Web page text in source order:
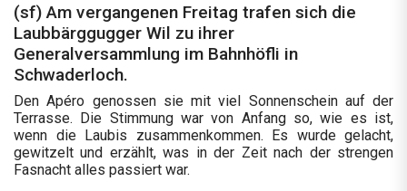
(sf) Am vergangenen Freitag trafen sich die
Laubbärggugger Wil zu ihrer
Generalversammlung im Bahnhöfli in
Schwaderloch.
Den Apéro genossen sie mit viel Sonnenschein auf der
Terrasse. Die Stimmung war von Anfang so, wie es ist,
wenn die Laubis zusammenkommen. Es wurde gelacht,
gewitzelt und erzählt, was in der Zeit nach der strengen
Fasnacht alles passiert war.